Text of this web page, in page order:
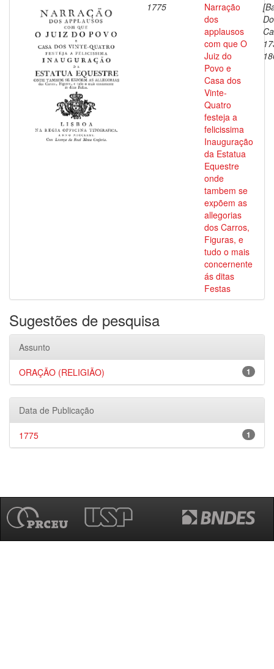
1775
Narração
dos
applausos
com que O
Juiz do
Povo e
Casa dos
Vinte-
Quatro
festeja a
felicissima
Inauguração
da Estatua
Equestre
onde
tambem se
expõem as
allegorias
dos Carros,
Figuras, e
tudo o mais
concernente
ás ditas
Festas
Sugestões de pesquisa
Assunto
1
ORAÇÃO (RELIGIÃO)
Data de Publicação
1
1775